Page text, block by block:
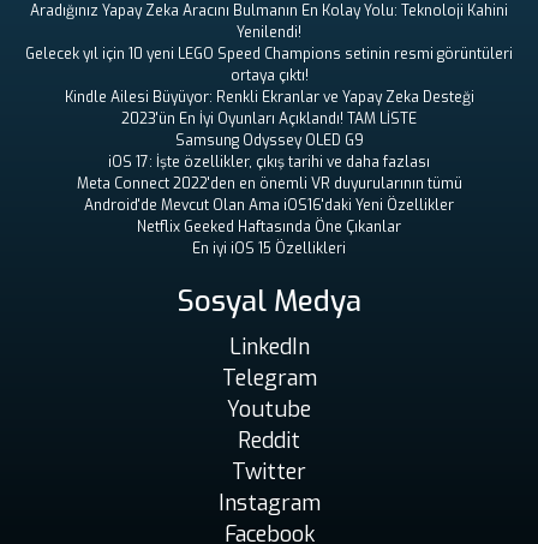
Aradığınız Yapay Zeka Aracını Bulmanın En Kolay Yolu: Teknoloji Kahini
Yenilendi!
Gelecek yıl için 10 yeni LEGO Speed ​​Champions setinin resmi görüntüleri
ortaya çıktı!
Kindle Ailesi Büyüyor: Renkli Ekranlar ve Yapay Zeka Desteği
2023'ün En İyi Oyunları Açıklandı! TAM LİSTE
Samsung Odyssey OLED G9
iOS 17: İşte özellikler, çıkış tarihi ve daha fazlası
Meta Connect 2022'den en önemli VR duyurularının tümü
Android'de Mevcut Olan Ama iOS16'daki Yeni Özellikler
Netflix Geeked Haftasında Öne Çıkanlar
En iyi iOS 15 Özellikleri
Sosyal Medya
LinkedIn
Telegram
Youtube
Reddit
Twitter
Instagram
Facebook